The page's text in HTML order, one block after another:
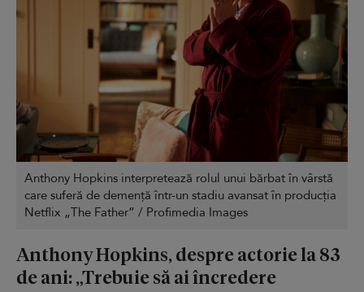
Anthony Hopkins interpretează rolul unui bărbat în vârstă
care suferă de demență într-un stadiu avansat în producția
Netflix „The Father” / Profimedia Images
Anthony Hopkins, despre actorie la 83
de ani: „Trebuie să ai încredere